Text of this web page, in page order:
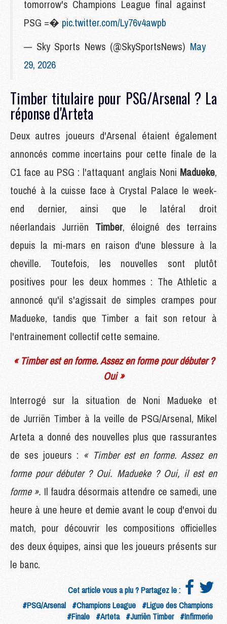
tomorrow's Champions League final against
PSG =� pic.twitter.com/Ly76v4awpb
— Sky Sports News (@SkySportsNews) May
29, 2026
Timber titulaire pour PSG/Arsenal ? La
réponse d'Arteta
Deux autres joueurs d'Arsenal étaient également
annoncés comme incertains pour cette finale de la
C1 face au PSG : l'attaquant anglais Noni Madueke,
touché à la cuisse face à Crystal Palace le week-
end dernier, ainsi que le latéral droit
néerlandais Jurriën Timber, éloigné des terrains
depuis la mi-mars en raison d'une blessure à la
cheville. Toutefois, les nouvelles sont plutôt
positives pour les deux hommes : The Athletic a
annoncé qu'il s'agissait de simples crampes pour
Madueke, tandis que Timber a fait son retour à
l'entrainement collectif cette semaine.
« Timber est en forme. Assez en forme pour débuter ?
Oui »
Interrogé sur la situation de Noni Madueke et
de Jurriën Timber à la veille de PSG/Arsenal, Mikel
Arteta a donné des nouvelles plus que rassurantes
de ses joueurs : « Timber est en forme. Assez en
forme pour débuter ? Oui. Madueke ? Oui, il est en
forme ». Il faudra désormais attendre ce samedi, une
heure à une heure et demie avant le coup d'envoi du
match, pour découvrir les compositions officielles
des deux équipes, ainsi que les joueurs présents sur
le banc.
Cet article vous a plu ? Partagez le :
#PSG/Arsenal #Champions League #Ligue des Champions
#Finale #Arteta #Jurriën Timber #Infirmerie